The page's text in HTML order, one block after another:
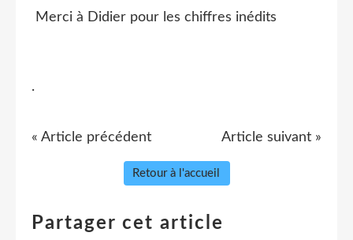
Merci à Didier pour les chiffres inédits
.
« Article précédent Article suivant »
Retour à l'accueil
Partager cet article